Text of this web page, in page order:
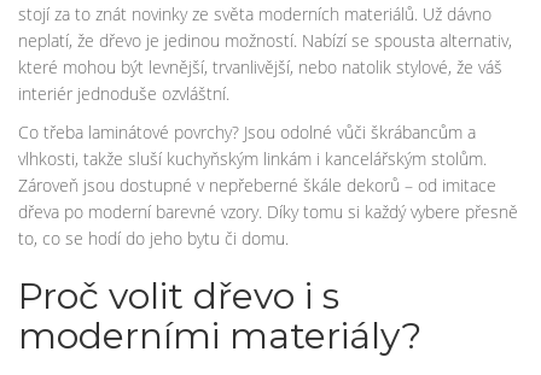
stojí za to znát novinky ze světa moderních materiálů. Už dávno
neplatí, že dřevo je jedinou možností. Nabízí se spousta alternativ,
které mohou být levnější, trvanlivější, nebo natolik stylové, že váš
interiér jednoduše ozvláštní.
Co třeba laminátové povrchy? Jsou odolné vůči škrábancům a
vlhkosti, takže sluší kuchyňským linkám i kancelářským stolům.
Zároveň jsou dostupné v nepřeberné škále dekorů – od imitace
dřeva po moderní barevné vzory. Díky tomu si každý vybere přesně
to, co se hodí do jeho bytu či domu.
Proč volit dřevo i s
moderními materiály?